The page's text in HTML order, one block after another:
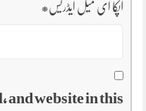
آپکا ای میل ایڈریس*
and website in this